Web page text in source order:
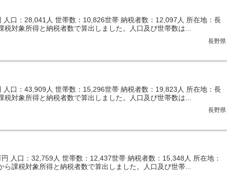
口：28,041人 世帯数：10,826世帯 納税者数：12,097人 所在地：長
対象所得と納税者数で算出しました。人口及び世帯数は...
長野県
口：43,909人 世帯数：15,296世帯 納税者数：19,823人 所在地：長
対象所得と納税者数で算出しました。人口及び世帯数は...
長野県
人口：32,759人 世帯数：12,437世帯 納税者数：15,348人 所在地：
課税対象所得と納税者数で算出しました。人口及び世帯...